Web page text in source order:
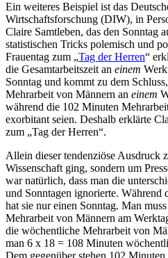
Ein weiteres Beispiel ist das
Wirtschaftsforschung (DIW), in
Claire Samtleben, das den Sonntag
statistischen Tricks polemisch und
Frauentag zum „Tag der Herren“
die Gesamtarbeitszeit an einem
Sonntag und kommt zu dem
Mehrarbeit von Männern an einem
während die 102 Minuten
exorbitant seien. Deshalb erklärte
zum „Tag der Herren“.
Allein dieser tendenziöse Ausdruck
Wissenschaft ging, sondern um
war natürlich, dass man die
und Sonntagen ignorierte. Während
hat sie nur einen Sonntag. Man
Mehrarbeit von Männern am
die wöchentliche Mehrarbeit von
man 6 x 18 = 108 Minuten